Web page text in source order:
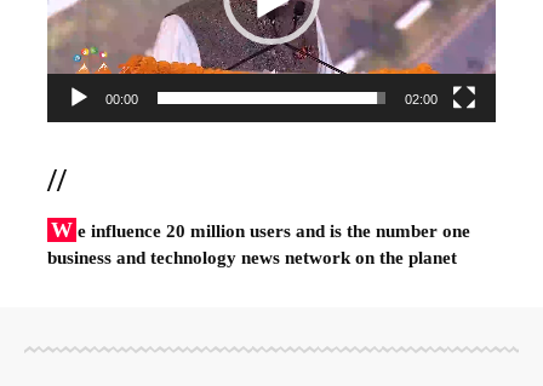
00:00 02:00
//
W e influence 20 million users and is the number one
business and technology news network on the planet